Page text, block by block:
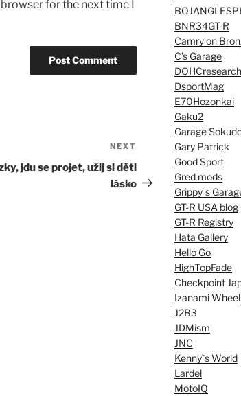
for the next time I
Post
NEXT
jdu se projet, užij si děti
lásko
BNR34GT-R
Camry on
C’s Garage
DOHCresearch
DsportMag
E70Hozonkai
Gaku2
Garage
Gary Patrick
Good Sport
Gred mods
Grippy`s
GT-R USA blog
GT-R Registry
Hata Gallery
Hello Go
HighTopFade
Checkpoint
Izanami Wheel
J2B3
JDMism
JNC
Kenny`s World
Lardel
MotoIQ